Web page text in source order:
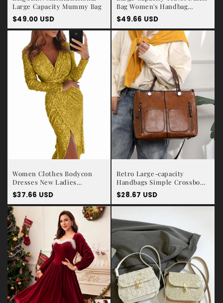
Large Capacity Mummy Bag
Prix
habituel
$49.00 USD
Bag Women's Handbag
Folding Suit Bag Waterproof
Clothes Totes
Prix
habituel
$49.66 USD
Women Clothes Bodycon
Dresses New Ladies
Bronzing Long-sleeved
Prix
habituel
$37.66 USD
Retro Large-capacity
Handbags Simple Crossbody
Shoulder Bags For Women
Prix
habituel
$28.67 USD